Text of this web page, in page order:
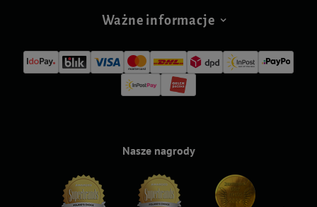
Ważne informacje
Nasze nagrody